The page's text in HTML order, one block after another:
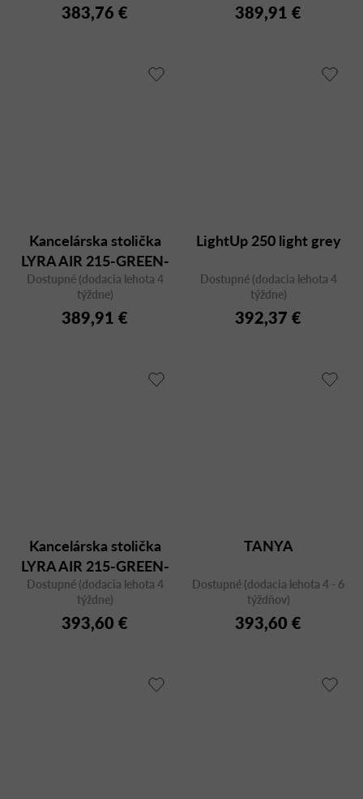
383,76 € 389,91 €
Kancelárska stolička
LYRA AIR 215-GREEN-
SYS-F40-N12 v
zelenom prevedení
Dostupné (dodacia lehota 4
týždne)
389,91 €
LightUp 250 light grey
Dostupné (dodacia lehota 4
týždne)
392,37 €
Kancelárska stolička
LYRA AIR 215-GREEN-
SYS-HO s opierkou
hlavy
Dostupné (dodacia lehota 4
týždne)
393,60 €
TANYA
Dostupné (dodacia lehota 4 - 6
týždňov)
393,60 €